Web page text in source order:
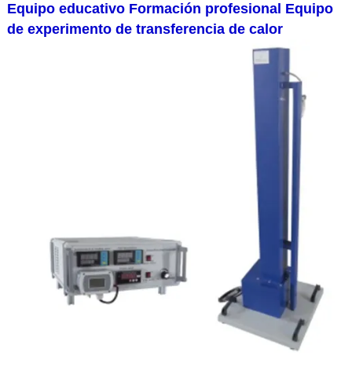
Equipo educativo Formación profesional Equipo
de experimento de transferencia de calor